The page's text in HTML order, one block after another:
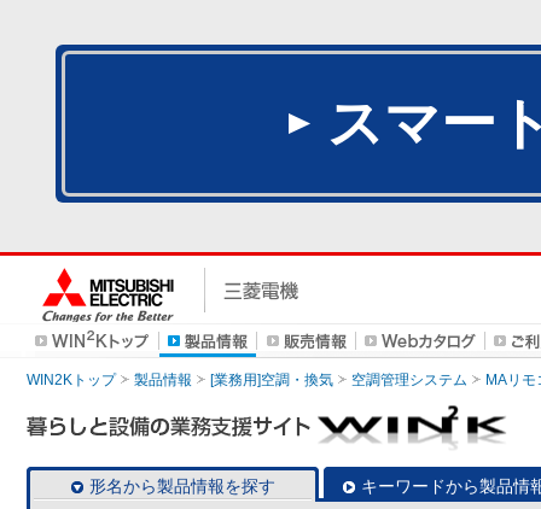
スマー
WIN2Kトップ 製品情報 [業務用]空調・換気 空調管理システム MAリモ
形名から製品情報を探す キーワードから製品情